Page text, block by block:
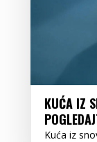
KUĆA IZ
Kuća iz